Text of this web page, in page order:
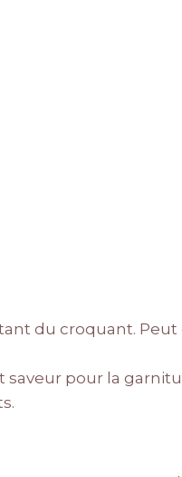
du croquant.
pour la